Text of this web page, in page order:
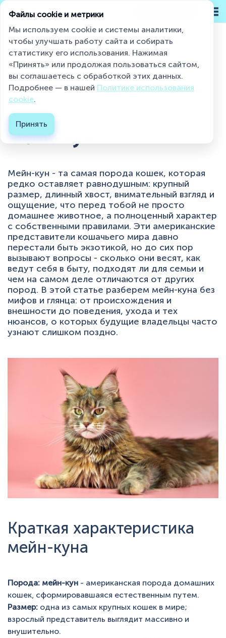
Miaumi® на страже чистоты и свежести
Каталог
О бренде
Где купить ?
Контакты
+7 (495) 223-95-39
hello@miaumi.ru
Породы кошек Мейн-кун...
02.04.2026
Мейн-кун
Мейн-кун - та самая порода кошек, которая
редко оставляет равнодушным: крупный
размер, длинный хвост, внимательный взгляд и
ощущение, что перед тобой не просто
домашнее животное, а полноценный характер
с собственными правилами. Эти американские
представители кошачьего мира давно
перестали быть экзотикой, но до сих пор
вызывают вопросы - сколько они весят, как
ведут себя в быту, подходят ли для семьи и
чем на самом деле отличаются от других
пород. В этой статье разберем мейн-куна без
мифов и глянца: от происхождения и
внешности до поведения, ухода и тех
нюансов, о которых будущие владельцы часто
узнают слишком поздно.
Краткая характеристика
мейн-куна
Порода: мейн-кун - американская порода домашних
кошек, сформировавшаяся естественным путем.
Размер: одна из самых крупных кошек в мире;
взрослый представитель выглядит массивно и
внушительно.
Файлы cookie и метрики
Мы используем cookie и системы аналитики,
чтобы улучшать работу сайта и собирать
статистику его использования. Нажимая
«Принять» или продолжая пользоваться сайтом,
вы соглашаетесь с обработкой этих данных.
Подробнее — в нашей Политике использования
cookie.
Принять